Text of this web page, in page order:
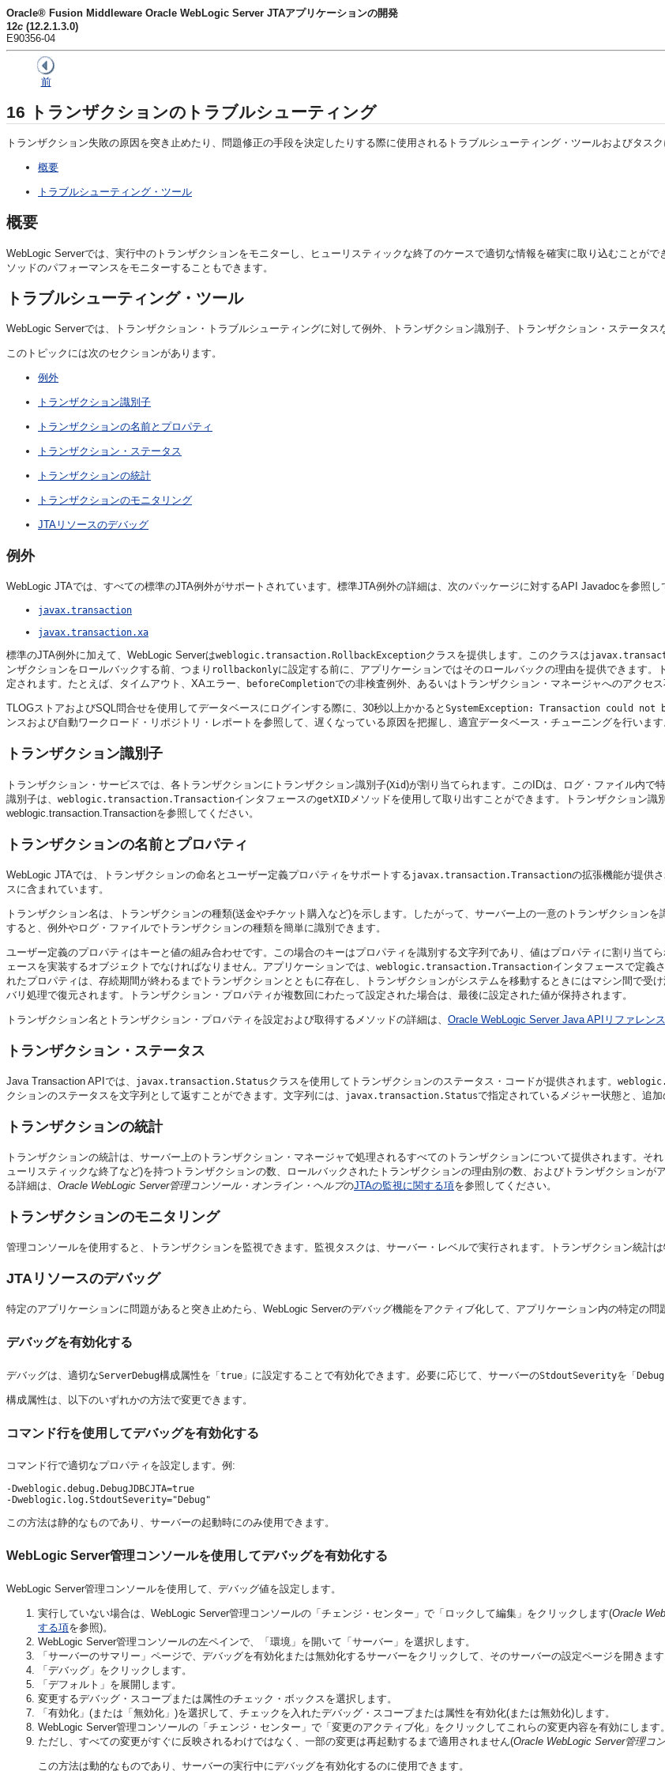
Oracle® Fusion Middleware Oracle WebLogic Server JTAアプリケーションの開発
12c (12.2.1.3.0)
E90356-04
前
16 トランザクションのトラブルシューティング
トランザクション失敗の原因を突き止めたり、問題修正の手段を決定したりする際に使用されるトラブルシューティング・ツールおよびタスク
概要
トラブルシューティング・ツール
概要
WebLogic Serverでは、実行中のトランザクションをモニターし、ヒューリスティックな終了のケースで適切な情報を確実に取り込むことが
ソッドのパフォーマンスをモニターすることもできます。
トラブルシューティング・ツール
WebLogic Serverでは、トランザクション・トラブルシューティングに対して例外、トランザクション識別子、トランザクション・ステータス
このトピックには次のセクションがあります。
例外
トランザクション識別子
トランザクションの名前とプロパティ
トランザクション・ステータス
トランザクションの統計
トランザクションのモニタリング
JTAリソースのデバッグ
例外
WebLogic JTAでは、すべての標準のJTA例外がサポートされています。標準JTA例外の詳細は、次のパッケージに対するAPI Javadocを参照し
javax.transaction
javax.transaction.xa
標準のJTA例外に加えて、WebLogic Serverはweblogic.transaction.RollbackExceptionクラスを提供します。このクラスは
ンザクションをロールバックする前、つまり rollbackonlyに設定する前に、アプリケーションではそのロールバックの理由を提供できます
定されます。たとえば、タイムアウト、XAエラー、
beforeCompletionでの非検査例外、あるいはトランザクション・マネージャへのアクセ
TLOGストアおよびSQL問合せを使用してデータベースにログインする際に、30秒以上かかると SystemException: Transaction could not
ンスおよび自動ワークロード・リポジトリ・レポートを参照して、遅くなっている原因を把握し、適宜データベース・チューニングを行います
トランザクション識別子
トランザクション・サービスでは、各トランザクションにトランザクション識別子(Xid)が割り当てられます。このIDは、ログ・ファイル内で
識別子は、 weblogic.transaction.TransactionインタフェースのgetXID メソッドを使用して取り出すことができます。トランザクション識
weblogic.transaction.Transactionを参照してください。
トランザクションの名前とプロパティ
WebLogic JTAでは、トランザクションの命名とユーザー定義プロパティをサポートするjavax.transaction.Transactionの拡張機能が提供
スに含まれています。
トランザクション名は、トランザクションの種類(送金やチケット購入など)を示します。したがって、サーバー上の一意のトランザクション
すると、例外やログ・ファイルでトランザクションの種類を簡単に識別できます。
ユーザー定義のプロパティはキーと値の組み合わせです。この場合のキーはプロパティを識別する文字列であり、値はプロパティに割り当て
ェースを実装するオブジェクトでなければなりません。アプリケーションでは、 weblogic.transaction.Transactionインタフェースで定義
れたプロパティは、存続期間が終わるまでトランザクションとともに存在し、トランザクションがシステムを移動するときにはマシン間で受
バリ処理で復元されます。トランザクション・プロパティが複数回にわたって設定された場合は、最後に設定された値が保持されます。
トランザクション名とトランザクション・プロパティを設定および取得するメソッドの詳細は、 Oracle WebLogic Server Java APIリファレンス
トランザクション・ステータス
Java Transaction APIでは、 javax.transaction.Statusクラスを使用してトランザクションのステータス・コードが提供されます。
クションのステータスを文字列として返すことができます。文字列には、
javax.transaction.Statusで指定されているメジャー状態と、追
トランザクションの統計
トランザクションの統計は、サーバー上のトランザクション・マネージャで処理されるすべてのトランザクションについて提供されます。そ
ューリスティックな終了など)を持つトランザクションの数、ロールバックされたトランザクションの理由別の数、およびトランザクション
る詳細は、 Oracle WebLogic Server管理コンソール・オンライン・ヘルプのJTAの監視に関する項を参照してください。
トランザクションのモニタリング
管理コンソールを使用すると、トランザクションを監視できます。監視タスクは、サーバー・レベルで実行されます。トランザクション統計は
JTAリソースのデバッグ
特定のアプリケーションに問題があると突き止めたら、WebLogic Serverのデバッグ機能をアクティブ化して、アプリケーション内の特定の問
デバッグを有効化する
デバッグは、適切なServerDebug構成属性を 「true」 に設定することで有効化できます。必要に応じて、サーバーのStdoutSeverityを 「Debug
構成属性は、以下のいずれかの方法で変更できます。
コマンド行を使用してデバッグを有効化する
コマンド行で適切なプロパティを設定します。例:
-Dweblogic.debug.DebugJDBCJTA=true
この方法は静的なものであり、サーバーの起動時にのみ使用できます。
WebLogic Server管理コンソールを使用してデバッグを有効化する
WebLogic Server管理コンソールを使用して、デバッグ値を設定します。
実行していない場合は、WebLogic Server管理コンソールの「チェンジ・センター」で「ロックして編集」をクリックします(Oracle
する項を参照)。
WebLogic Server管理コンソールの左ペインで、「環境」を開いて「サーバー」を選択します。
「サーバーのサマリー」ページで、デバッグを有効化または無効化するサーバーをクリックして、そのサーバーの設定ページを開きます
「デバッグ」をクリックします。
「デフォルト」を展開します。
変更するデバッグ・スコープまたは属性のチェック・ボックスを選択します。
「有効化」(または「無効化」)を選択して、チェックを入れたデバッグ・スコープまたは属性を有効化(または無効化)します。
WebLogic Server管理コンソールの「チェンジ・センター」で「変更のアクティブ化」をクリックしてこれらの変更内容を有効にします。
ただし、すべての変更がすぐに反映されるわけではなく、一部の変更は再起動するまで適用されません(Oracle WebLogic Server管理コ
この方法は動的なものであり、サーバーの実行中にデバッグを有効化するのに使用できます。